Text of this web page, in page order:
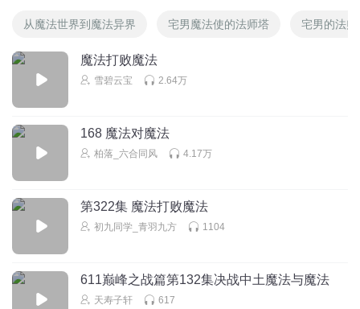
从魔法世界到魔法异界 宅男魔法使的法师塔 宅男的法师
魔法打败魔法
雪碧云宝 2.64万
168 魔法对魔法
柏落_六合同风 4.17万
第322集 魔法打败魔法
初九同学_青羽九方 1104
611巅峰之战篇第132集决战中土魔法与魔法
天寿子轩 617